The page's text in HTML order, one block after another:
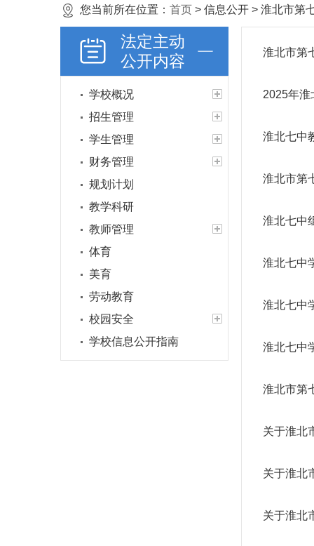
您当前所在位置： 首页 > 信息公开 > 淮北市第
法定主动
公开内容
学校概况
招生管理
学生管理
财务管理
规划计划
教学科研
教师管理
体育
美育
劳动教育
校园安全
学校信息公开指南
淮北市第
2025年
淮北七中
淮北市第
淮北七中
淮北七中
淮北七中
淮北七中
淮北市第
关于淮北
关于淮北
关于淮北